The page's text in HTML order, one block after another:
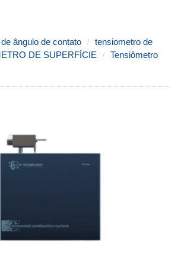
ângulo de contato
tensiometro de
DE SUPERFÍCIE
Tensiômetro